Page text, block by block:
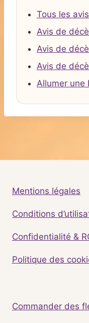
Tous les
Avis de
Avis de
Avis de
Allumer une
Mentions légales
Conditions
Confidentialité &
Politique des
Commander des